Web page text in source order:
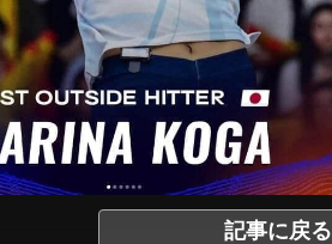
記事に戻る